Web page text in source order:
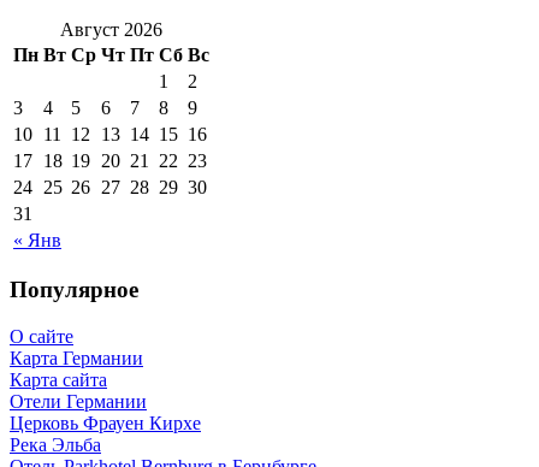
Август 2026
Пн Вт Ср Чт Пт Сб Вс
« Янв
1
2
3
4 5 6 7 8
9
10 11 12 13 14 15 16
17 18 19 20 21 22 23
24 25 26 27 28 29 30
31
Популярное
О сайте
Карта Германии
Карта сайта
Отели Германии
Церковь Фрауен Кирхе
Река Эльба